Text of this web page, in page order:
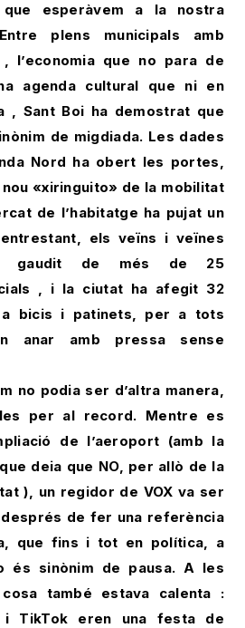
esperàvem a la nostra
plens municipals amb
l’economia que no para de
agenda cultural que ni en
, Sant Boi ha demostrat que
de migdiada. Les dades
Nord ha obert les portes,
«xiringuito» de la mobilitat
de l’habitatge ha pujat un
els veïns i veïnes
gaudit de més de 25
, i la ciutat ha afegit 32
bicis i patinets, per a tots
anar amb pressa sense
no podia ser d’altra manera,
per al record. Mentre es
de l’aeroport (amb la
deia que NO, per allò de la
), un regidor de VOX va ser
de fer una referència
que fins i tot en política, a
és sinònim de pausa. A les
també estava calenta :
i TikTok eren una festa de